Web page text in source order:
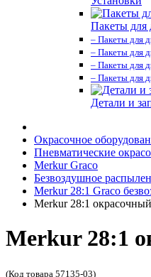
Пакеты для
– Пакеты для
– Пакеты для
– Пакеты для
– Пакеты для
Детали и
Окрасочное
Пневматические
Merkur Graco
Безвоздушное
Merkur 28:1 Graco
Merkur 28:1
Merkur 28:1
(Код товара 57135-03)